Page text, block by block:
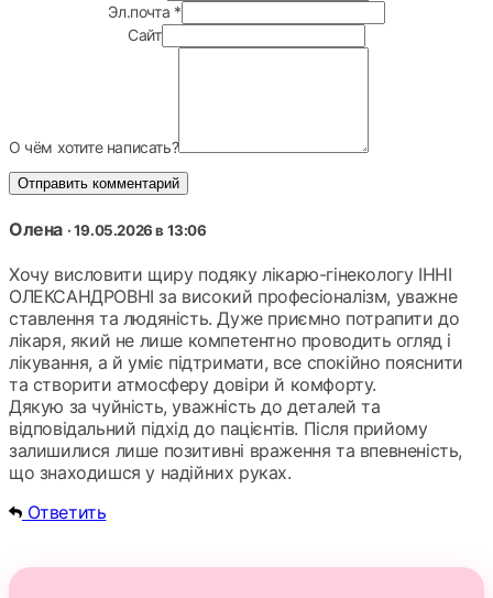
Эл.почта *
Сайт
О чём хотите написать?
Олена · 19.05.2026 в 13:06
Хочу висловити щиру подяку лікарю-гінекологу ІННІ
ОЛЕКСАНДРОВНІ за високий професіоналізм, уважне
ставлення та людяність. Дуже приємно потрапити до
лікаря, який не лише компетентно проводить огляд і
лікування, а й уміє підтримати, все спокійно пояснити
та створити атмосферу довіри й комфорту.
Дякую за чуйність, уважність до деталей та
відповідальний підхід до пацієнтів. Після прийому
залишилися лише позитивні враження та впевненість,
що знаходишся у надійних руках.
Ответить